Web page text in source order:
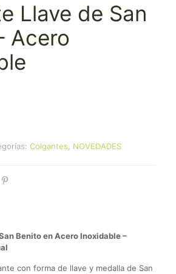
Llave de San
Acero
Colgantes NOVEDADES
Benito en Acero Inoxidable –
con forma de llave y medalla de San